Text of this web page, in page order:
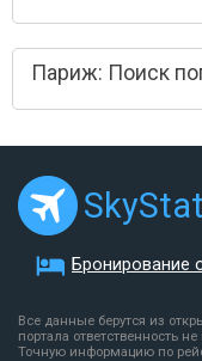
Париж: Поиск
Бронирование
Все данные берутся из
портала ответственность не
Точную информацию по